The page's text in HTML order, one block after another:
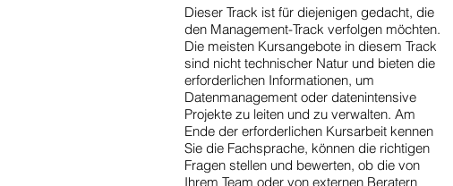
Dieser Track ist für diejenigen gedacht, die
den Management-Track verfolgen möchten.
Die meisten Kursangebote in diesem Track
sind nicht technischer Natur und bieten die
erforderlichen Informationen, um
Datenmanagement oder datenintensive
Projekte zu leiten und zu verwalten. Am
Ende der erforderlichen Kursarbeit kennen
Sie die Fachsprache, können die richtigen
Fragen stellen und bewerten, ob die von
Ihrem Team oder von externen Beratern